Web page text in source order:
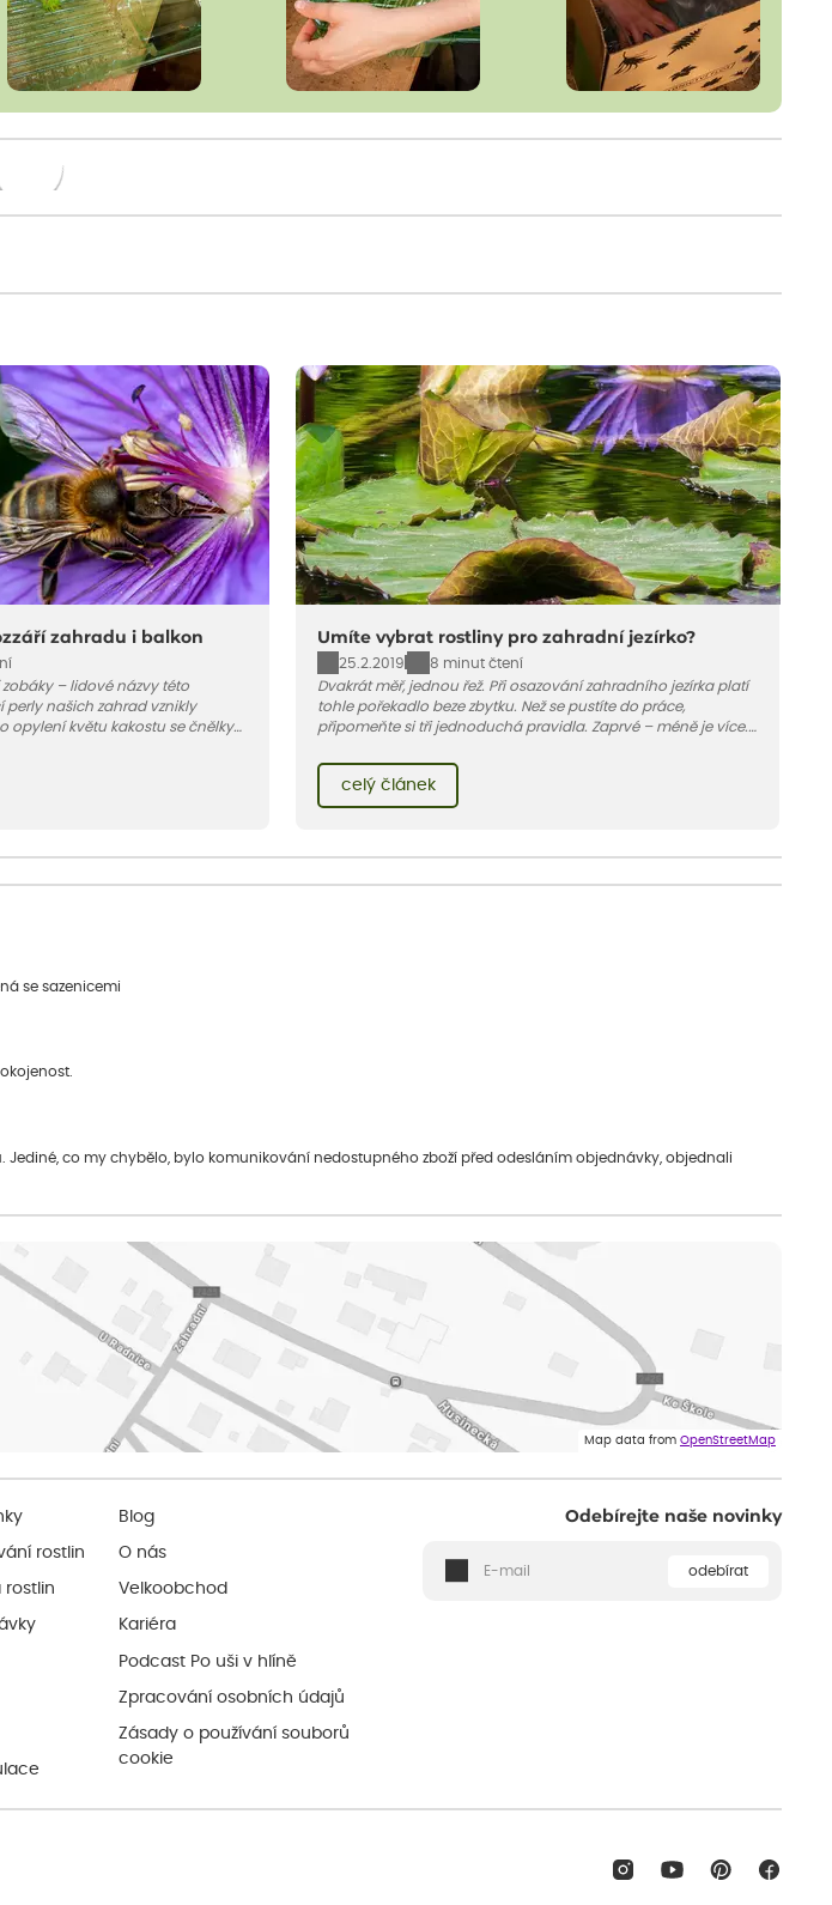
zahradu i balkon
– lidové názvy této
našich zahrad vznikly
opylení květu kakostu se čnělky
Umíte vybrat rostliny pro zahradní jezírko?
25.2.2019
8 minut čtení
Dvakrát měř, jednou řež. Při osazování zahradního jezírka platí
tohle pořekadlo beze zbytku. Než se pustíte do práce,
připomeňte si tři jednoduchá pravidla. Zaprvé – méně je více.
volné. Za druhé – menší mají přednost. Do popředí vždy
vysaďte nižší rostliny, už proto, že bude lépe vidět na hladinu.
Třeba na lekníny.
celý článek
se sazenicemi
Jediné, co my chybělo, bylo komunikování nedostupného zboží před odesláním objednávky, objednali
Map data from OpenStreetMap
rostlin
rostlin
Blog
O nás
Velkoobchod
Kariéra
Podcast Po uši v hlíně
Zpracování osobních údajů
Zásady o používání souborů
cookie
Odebírejte naše novinky
odebírat